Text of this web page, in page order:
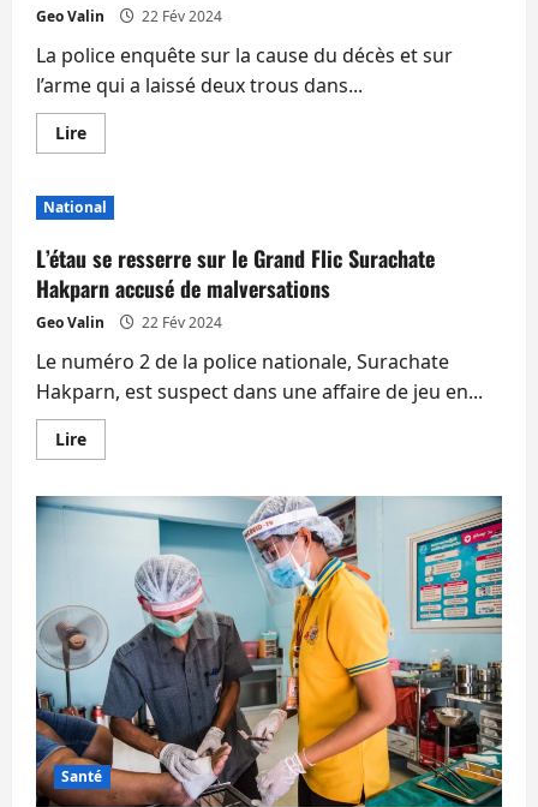
Geo Valin 22 Fév 2024
La police enquête sur la cause du décès et sur
l’arme qui a laissé deux trous dans...
LireEn
savoir
Un
Néerlandais
mort
à
Pattaya
dans
des
circonstances
inhabituelles
National
L’étau se resserre sur le Grand Flic Surachate
Hakparn accusé de malversations
Geo Valin 22 Fév 2024
Le numéro 2 de la police nationale, Surachate
Hakparn, est suspect dans une affaire de jeu en...
LireEn
savoir
L’étau
se
Grand
Flic
Surachate
Hakparn
accusé
de
malversations
Santé